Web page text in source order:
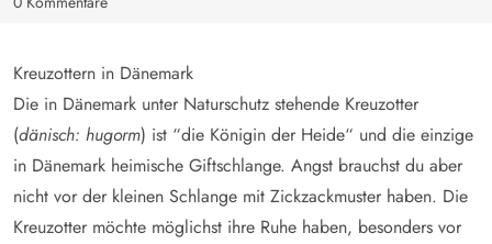
Kreuzottern in Dänemark
Die in Dänemark unter Naturschutz stehende Kreuzotter
(dänisch: hugorm) ist “die Königin der Heide“ und die einzige
in Dänemark heimische Giftschlange. Angst brauchst du aber
nicht vor der kleinen Schlange mit Zickzackmuster haben. Die
Kreuzotter möchte möglichst ihre Ruhe haben, besonders vor